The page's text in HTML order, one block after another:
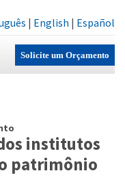
| English | Español
Solicite um Orçamento
institutos
patrimônio